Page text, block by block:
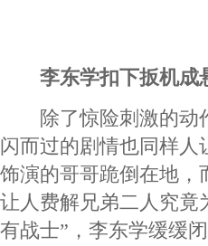
李东学扣下扳机成
除了惊险刺激的动
闪而过的剧情也同样
饰演的哥哥跪倒在地，
让人费解兄弟二人究竟
有战士”，李东学缓缓